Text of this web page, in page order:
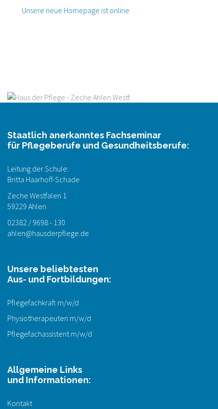
Unsere neue Homepage ist online
Staatlich anerkanntes Fachseminar
für Pflegeberufe und Gesundheitsberufe:
Leitung der Schule:
Britta Haarhoff-Schade
Zeche Westfalen 1
59229 Ahlen
02382 / 9698 - 130
ahlen@hausderpflege.de
Unsere beliebtesten
Aus- und Fortbildungen:
Pflegefachkraft m/w/d
Physiotherapeuten m/w/d
Pflegefachassistent m/w/d
Allgemeine Links
und Informationen:
Kontakt